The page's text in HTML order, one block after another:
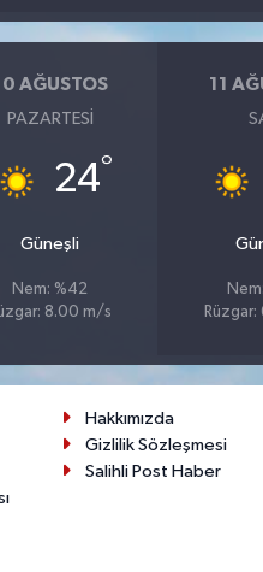
AĞUSTOS
PAZARTESI
24°
Güneşli
Nem: %42
8.00 m/s
11
Hakkımızda
Gizlilik Sözleşmesi
Salihli Post Haber